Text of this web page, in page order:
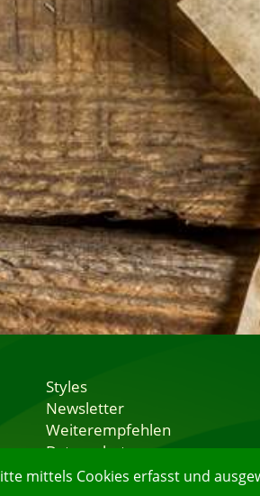
mittels Cookies erfasst und
Styles
Newsletter
Weiterempfehlen
Datenschutz
Nutzungsbedingungen